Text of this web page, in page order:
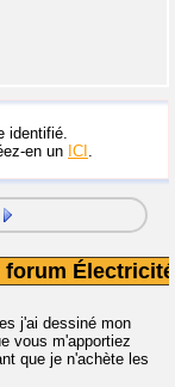
identifié.
en un ICI
Électricité
j'ai dessiné mon
vous m'apportiez
que je n'achète les